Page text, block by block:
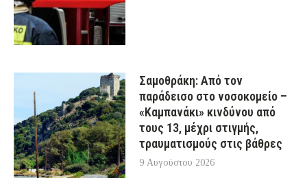
Σαμοθράκη: Από τον
παράδεισο στο νοσοκομείο –
«Καμπανάκι» κινδύνου από
τους 13, μέχρι στιγμής,
τραυματισμούς στις βάθρες
9 Αυγούστου 2026